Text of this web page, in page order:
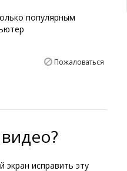
популярным
Пожаловаться
экран исправить эту